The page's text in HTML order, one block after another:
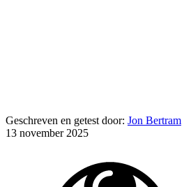
Geschreven en getest door: Jon Bertram
13 november 2025